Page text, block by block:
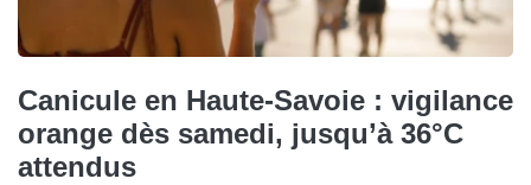
Canicule en Haute-Savoie : vigilance
orange dès samedi, jusqu’à 36°C
attendus